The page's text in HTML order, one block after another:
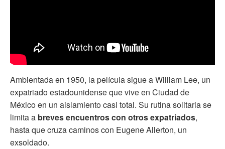
Ambientada en 1950, la película sigue a William Lee, un
expatriado estadounidense que vive en Ciudad de
México en un aislamiento casi total. Su rutina solitaria se
limita a breves encuentros con otros expatriados,
hasta que cruza caminos con Eugene Allerton, un
exsoldado.